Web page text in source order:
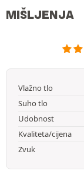
MIŠLJENJA
Vlažno tlo
Suho tlo
Udobnost
Kvaliteta/cijena
Zvuk